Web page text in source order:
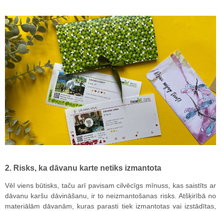
2. Risks, ka dāvanu karte netiks izmantota
Vēl viens būtisks, taču arī pavisam cilvēcīgs mīnuss, kas saistīts ar
dāvanu karšu dāvināšanu, ir to neizmantošanas risks. Atšķirībā no
materiālām dāvanām, kuras parasti tiek izmantotas vai izstādītas,